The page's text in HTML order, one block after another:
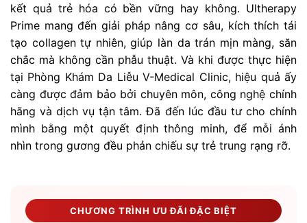
kết quả trẻ hóa có bền vững hay không. Ultherapy
Prime mang đến giải pháp nâng cơ sâu, kích thích tái
tạo collagen tự nhiên, giúp làn da trán mịn màng, săn
chắc mà không cần phẫu thuật. Và khi được thực hiện
tại Phòng Khám Da Liễu V-Medical Clinic, hiệu quả ấy
càng được đảm bảo bởi chuyên môn, công nghệ chính
hãng và dịch vụ tận tâm. Đã đến lúc đầu tư cho chính
mình bằng một quyết định thông minh, để mỗi ánh
nhìn trong gương đều phản chiếu sự trẻ trung rạng rỡ.
CHƯƠNG TRÌNH ƯU ĐÃI ĐẶC BIỆT